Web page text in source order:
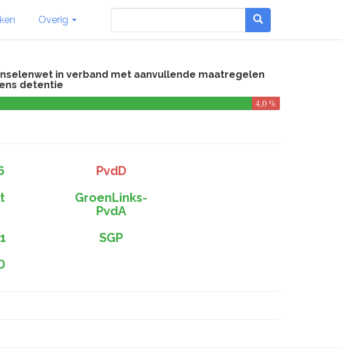
Overig
in verband met aanvullende maatregelen
detentie
4,0 %
PvdD
GroenLinks-
PvdA
SGP